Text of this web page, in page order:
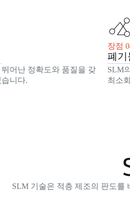
어난 정확도와 품질을 갖
니다.
장점
폐기
SLM
최소
SLM 기술은 적층 제조의 판도를